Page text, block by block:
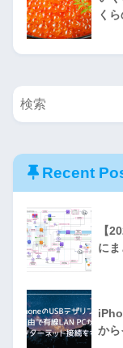
く
Recent
【
に
から